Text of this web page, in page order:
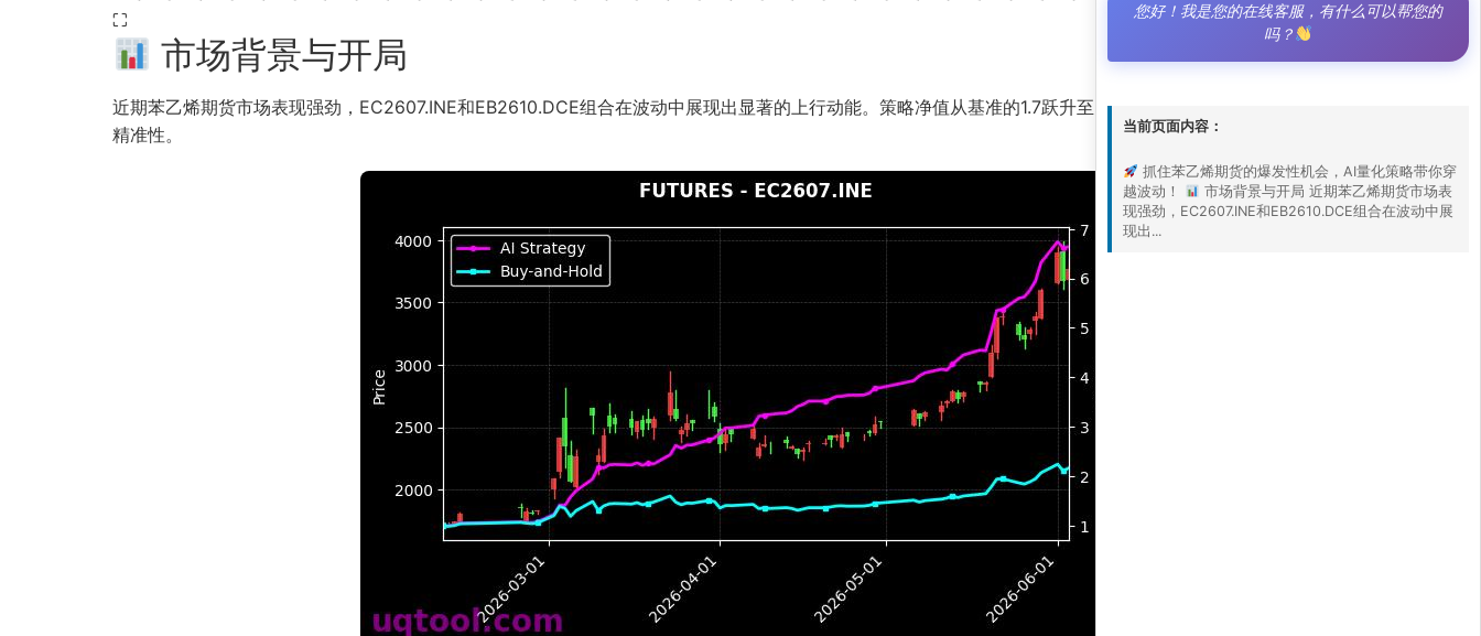
⛶
市场背景与开局
近期苯乙烯期货市场表现强劲，EC2607.INE和EB2610.DCE组合在波动中展现出显著的上行动能。策略净值从基准的1.7跃升至5.2，凸显出量化模型对趋势捕捉的
精准性。
您好！我是您的在线客服，有什么可以帮您的
吗？
当前页面内容：
抓住苯乙烯期货的爆发性机会，AI量化策略带你穿
越波动！
市场背景与开局 近期苯乙烯期货市场表
现强劲，EC2607.INE和EB2610.DCE组合在波动中展
现出...